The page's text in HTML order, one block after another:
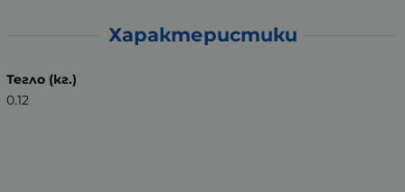
Характеристики
Тегло (кг.)
0.12